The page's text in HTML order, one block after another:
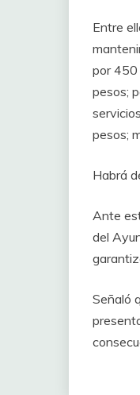
Entre
por 450
pesos;
pesos;
Habrá
Ante
del
Señaló